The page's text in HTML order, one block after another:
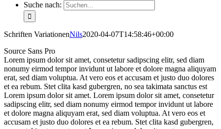
Suche nach:
Schriften VariationenNils2020-04-07T14:58:46+00:00
Source Sans Pro
Lorem ipsum dolor sit amet, consetetur sadipscing elitr, sed diam
nonumy eirmod tempor invidunt ut labore et dolore magna aliquyam
erat, sed diam voluptua. At vero eos et accusam et justo duo dolores
et ea rebum. Stet clita kasd gubergren, no sea takimata sanctus est
Lorem ipsum dolor sit amet. Lorem ipsum dolor sit amet, consetetur
sadipscing elitr, sed diam nonumy eirmod tempor invidunt ut labore
et dolore magna aliquyam erat, sed diam voluptua. At vero eos et
accusam et justo duo dolores et ea rebum. Stet clita kasd gubergren,